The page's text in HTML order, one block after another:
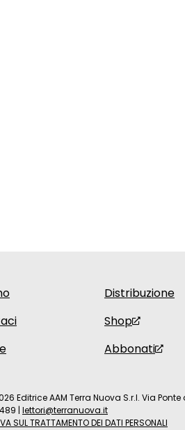
Distribuzione
Shop
Abbonati
Editrice AAM Terra Nuova S.r.l. Via Ponte
| lettori@terranuova.it
SUL TRATTAMENTO DEI DATI PERSONALI